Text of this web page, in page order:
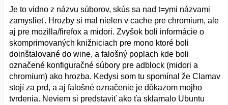
Je to vidno z názvu súborov, skús sa nad t=ymi názvami
zamyslieť. Hrozby si mal nielen v cache pre chromium, ale
aj pre mozilla/firefox a midori. Zvyšok boli informácie o
skomprimovaných knižniciach pre mono ktoré boli
doinštalované do wine, a falošný poplach kde boli
označené konfiguračné súbory pre adblock (midori a
chromium) ako hrozba. Kedysi som tu spomínal že Clamav
stojí za prd, a aj falošné označenie je dôkazom mojho
tvrdenia. Neviem si predstaviť ako ťa sklamalo Ubuntu